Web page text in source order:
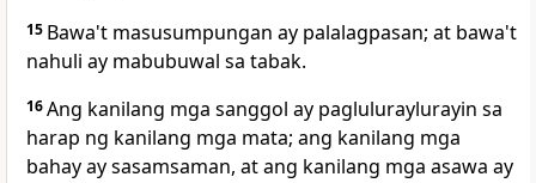
15 Bawa't masusumpungan ay palalagpasan; at bawa't
nahuli ay mabubuwal sa tabak.
16Ang kanilang mga sanggol ay pagluluraylurayin sa
harap ng kanilang mga mata; ang kanilang mga
bahay ay sasamsaman, at ang kanilang mga asawa ay